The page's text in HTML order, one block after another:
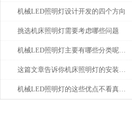
机械LED照明灯设计开发的四个方向
挑选机床照明灯需要考虑哪些问题
机械LED照明灯主要有哪些分类呢？让我们一起来看看吧
这篇文章告诉你机床照明灯的安装以及应用
机械LED照明灯的这些优点不看真的不知道